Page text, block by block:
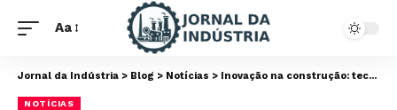
Aa
Jornal da Indústria > Blog > Notícias > Inovação na construção: tecnologia de realidade aumentada revoluciona imóveis comerciais
NOTÍCIAS